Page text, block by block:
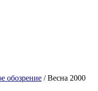
обозрение /Весна 2000